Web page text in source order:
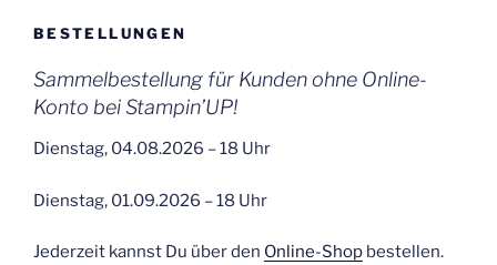
BESTELLUNGEN
Sammelbestellung für Kunden ohne Online-
Konto bei Stampin’UP!
Dienstag, 04.08.2026 – 18 Uhr
Dienstag, 01.09.2026 – 18 Uhr
Jederzeit kannst Du über den Online-Shop bestellen.